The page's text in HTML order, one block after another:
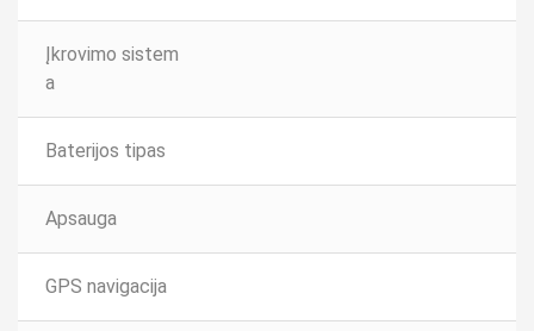
Įkrovimo sistem
a
Baterijos tipas
Apsauga
GPS navigacija